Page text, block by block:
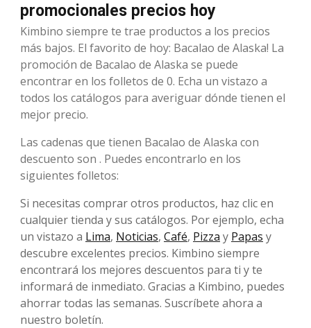
promocionales precios hoy
Kimbino siempre te trae productos a los precios
más bajos. El favorito de hoy: Bacalao de Alaska! La
promoción de Bacalao de Alaska se puede
encontrar en los folletos de 0. Echa un vistazo a
todos los catálogos para averiguar dónde tienen el
mejor precio.
Las cadenas que tienen Bacalao de Alaska con
descuento son . Puedes encontrarlo en los
siguientes folletos:
Si necesitas comprar otros productos, haz clic en
cualquier tienda y sus catálogos. Por ejemplo, echa
un vistazo a Lima, Noticias, Café, Pizza y Papas y
descubre excelentes precios. Kimbino siempre
encontrará los mejores descuentos para ti y te
informará de inmediato. Gracias a Kimbino, puedes
ahorrar todas las semanas. Suscríbete ahora a
nuestro boletín.